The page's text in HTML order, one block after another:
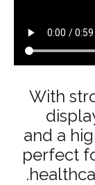
With
and a
perfect